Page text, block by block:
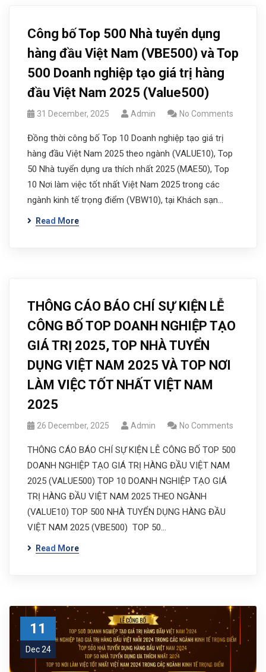
Công bố Top 500 Nhà tuyển dụng
hàng đầu Việt Nam (VBE500) và Top
500 Doanh nghiệp tạo giá trị hàng
đầu Việt Nam 2025 (Value500)
31 December, 2025 Admin No Comments
Đồng thời công bố Top 10 Doanh nghiệp tạo giá trị
hàng đầu Việt Nam 2025 theo ngành (VALUE10), Top
50 Nhà tuyển dụng ưa thích nhất 2025 (MAE50), Top
10 Nơi làm việc tốt nhất Việt Nam 2025 trong các
ngành kinh tế trọng điểm (VBW10), tại Khách sạn…
Read More
THÔNG CÁO BÁO CHÍ SỰ KIỆN LỄ
CÔNG BỐ TOP DOANH NGHIỆP TẠO
GIÁ TRỊ 2025, TOP NHÀ TUYỂN
DỤNG VIỆT NAM 2025 VÀ TOP NƠI
LÀM VIỆC TỐT NHẤT VIỆT NAM
2025
26 December, 2025 Admin No Comments
THÔNG CÁO BÁO CHÍ SỰ KIỆN LỄ CÔNG BỐ TOP 500
DOANH NGHIỆP TẠO GIÁ TRỊ HÀNG ĐẦU VIỆT NAM
2025 (VALUE500) TOP 10 DOANH NGHIỆP TẠO GIÁ
TRỊ HÀNG ĐẦU VIỆT NAM 2025 THEO NGÀNH
(VALUE10) TOP 500 NHÀ TUYỂN DỤNG HÀNG ĐẦU
VIỆT NAM 2025 (VBE500) TOP 50…
Read More
11
Dec 24